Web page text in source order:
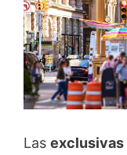
Las exclusivas